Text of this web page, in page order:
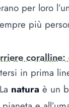
per loro
più
in prima
natura è un